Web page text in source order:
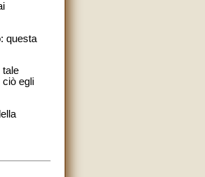
questa
tale
ciò egli